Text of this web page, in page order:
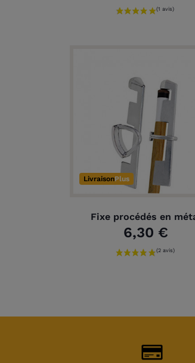
LivraisonPlus
Fixe procédés en
6,30 €